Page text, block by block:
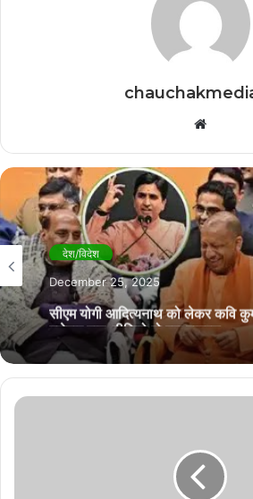
Website
देश/विदेश
December 25, 2025
सीएम योगी आदित्यनाथ को लेकर कवि
मजेदार बात, वीडियो हो रहा गायरल